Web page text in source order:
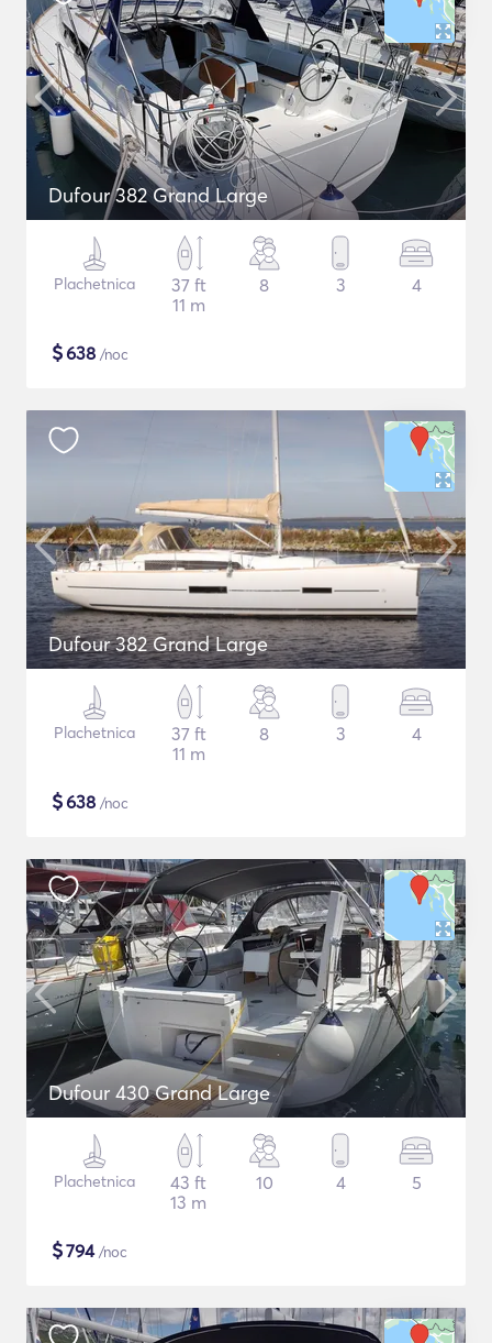
Dufour 382 Grand Large
Plachetnica
37 ft
11 m
8 3 4
$638 /noc
Dufour 382 Grand Large
Plachetnica
37 ft
11 m
8 3 4
$638 /noc
Dufour 430 Grand Large
Plachetnica
43 ft
13 m
10 4 5
$794/noc